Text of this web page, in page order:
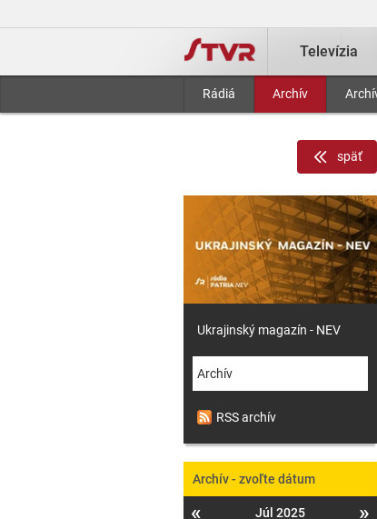
Televízia
Rádiá Archív
späť
Ukrajinský magazín - NEV
Archív
RSS archív
Archív - zvoľte dátum
« Júl 2025 »